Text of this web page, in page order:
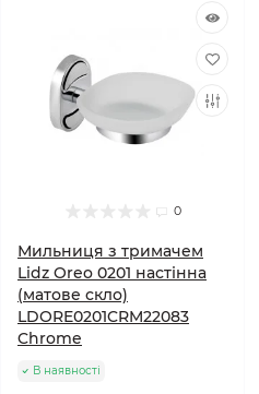
0
Мильниця з тримачем
Lidz Oreo 0201 настінна
(матове скло)
LDORE0201CRM22083
Chrome
В наявності